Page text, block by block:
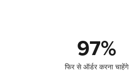
97%
फिर से ऑर्डर करना चाहेंगे